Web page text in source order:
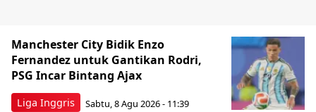
Liga Inggris
Manchester City Bidik Enzo
Fernandez untuk Gantikan Rodri,
PSG Incar Bintang Ajax
Sabtu, 8 Agu 2026 - 11:39